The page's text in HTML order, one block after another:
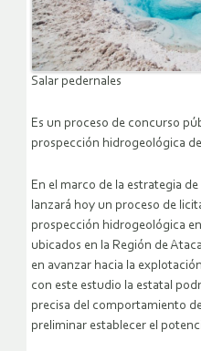
Salar pedernales
Es un proceso de concurso
prospección hidrogeológica
En el marco de la estrategia
lanzará hoy un proceso de
prospección hidrogeológica
ubicados en la Región de
en avanzar hacia la
con este estudio la estatal
precisa del comportamiento
preliminar establecer el